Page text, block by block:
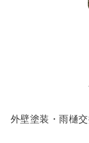
外壁塗装・雨樋